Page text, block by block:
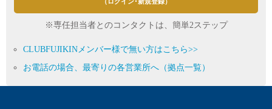
※専任担当者とのコンタクトは、簡単2ステップ
CLUBFUJIKINメンバー様で無い方はこちら>>
お電話の場合、最寄りの各営業所へ（拠点一覧）